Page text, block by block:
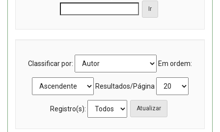
Classificar por: Em ordem:
Resultados/Página
Registro(s):